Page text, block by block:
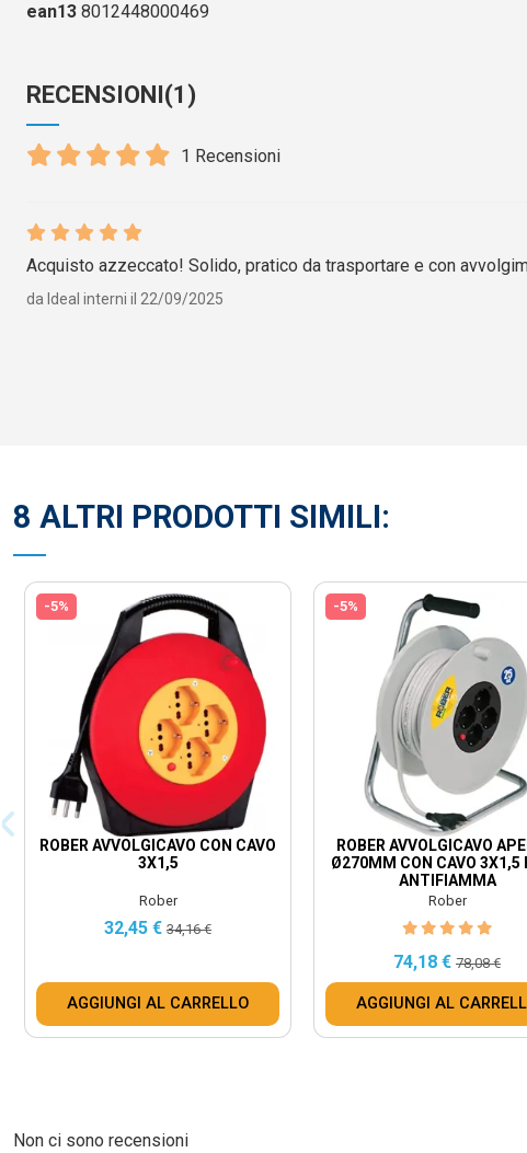
ean13 8012448000469
RECENSIONI (1)
1 Recensioni
Acquisto azzeccato! Solido, pratico da trasportare e con
da Ideal interni il 22/09/2025
8 ALTRI PRODOTTI SIMILI:
-5%
ROBER AVVOLGICAVO CON CAVO
3X1,5
Rober
32,45 € 34,16 €
AGGIUNGI AL CARRELLO
-5%
ROBER AVVOLGICAVO
Ø270MM CON CAVO 3X1,5
ANTIFIAMMA
Rober
74,18 € 78,08 €
AGGIUNGI AL
Non ci sono recensioni